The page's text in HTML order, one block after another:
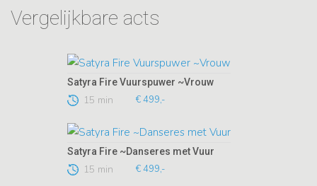
Vergelijkbare acts
Satyra Fire Vuurspuwer ~Vrouw
15 min € 499,-
Satyra Fire ~Danseres met Vuur
15 min € 499,-